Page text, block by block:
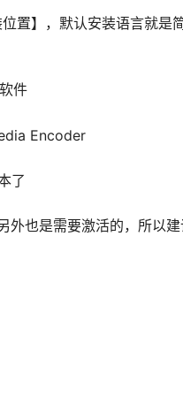
置】，默认安装语言就是
件
Encoder
了
外也是需要激活的，所以